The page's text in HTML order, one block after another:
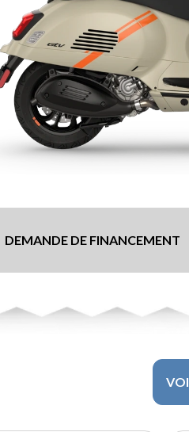
DEMANDE DE FINANCEMENT